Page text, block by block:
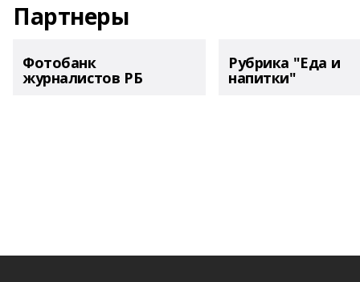
Партнеры
Фотобанк
журналистов РБ
Рубрика "Еда и
напитки"